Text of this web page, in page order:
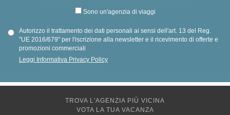
Sono un'agenzia di viaggi
Autorizzo il trattamento dei dati personali ai sensi dell'art. 13 del Reg.
"UE 2016/679" per l'iscrizione alla newsletter e il ricevimento di offerte e
promozioni commerciali
Leggi Informativa Privacy Policy
TROVA L'AGENZIA PIÙ VICINA
VOTA LA TUA VACANZA